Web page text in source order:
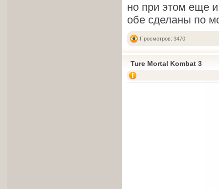
но при этом еще
обе сделаны по
Просмотров: 3470
Ture Mortal Kombat 3